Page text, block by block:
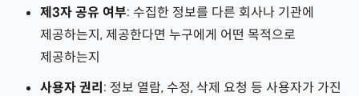
운영체제
제3자 공유 여부: 수집한 정보를 다른 회사나 기관에
제공하는지, 제공한다면 누구에게 어떤 목적으로
제공하는지
사용자 권리 : 정보 열람, 수정, 삭제 요청 등 사용자가 가진